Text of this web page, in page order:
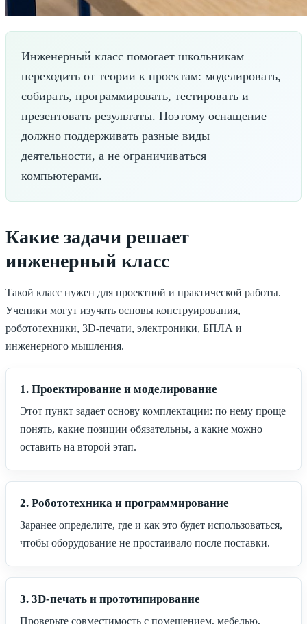
Инженерный класс помогает школьникам
переходить от теории к проектам: моделировать,
собирать, программировать, тестировать и
презентовать результаты. Поэтому оснащение
должно поддерживать разные виды
деятельности, а не ограничиваться
компьютерами.
Какие задачи решает
инженерный класс
Такой класс нужен для проектной и практической работы.
Ученики могут изучать основы конструирования,
робототехники, 3D-печати, электроники, БПЛА и
инженерного мышления.
1. Проектирование и моделирование
Этот пункт задает основу комплектации: по нему проще
понять, какие позиции обязательны, а какие можно
оставить на второй этап.
2. Робототехника и программирование
Заранее определите, где и как это будет использоваться,
чтобы оборудование не простаивало после поставки.
3. 3D-печать и прототипирование
Проверьте совместимость с помещением, мебелью,